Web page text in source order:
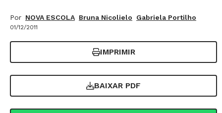
Por NOVA ESCOLA Bruna Nicolielo Gabriela Portilho
01/12/2011
IMPRIMIR
BAIXAR PDF